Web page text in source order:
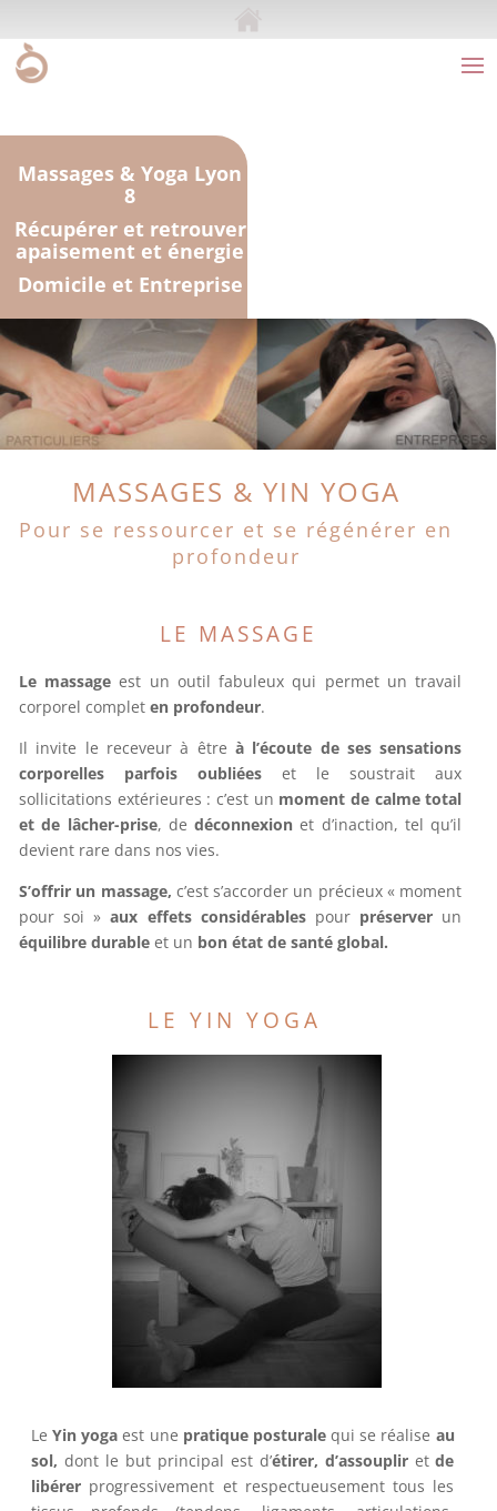
Massages & Yoga Lyon
8
Récupérer et retrouver
apaisement et énergie
Domicile et Entreprise
MASSAGES & YIN YOGA
Pour se ressourcer et se régénérer en
profondeur
LE MASSAGE
Le massage est un outil fabuleux qui permet un travail
corporel complet en profondeur.
Il invite le receveur à être à l’écoute de ses sensations
corporelles parfois oubliées et le soustrait aux
sollicitations extérieures : c’est un moment de calme total
et de lâcher-prise, dedéconnexion et d’inaction, tel qu’il
devient rare dans nos vies.
S’offrir un massage, c’est s’accorder un précieux « moment
pour soi »aux effets considérables pourpréserver un
équilibre durable et un bon état de santé global.
LE YIN YOGA
LeYin yoga est une pratique posturalequi se réalise au
sol, dont le but principal est d’étirer, d’assouplir etde
libérer progressivement et respectueusement tous les